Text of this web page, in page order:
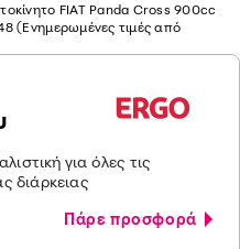
FIAT Panda Cross 900cc
(Ενημερωμένες τιμές από
για όλες τις
διάρκειας
Πάρε προσφορά